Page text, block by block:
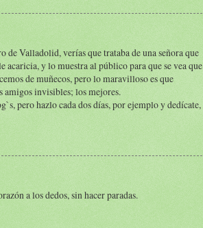
de Valladolid, verías que trataba de una señora que
acaricia, y lo muestra al público para que se vea que
de muñecos, pero lo maravilloso es que
amigos invisibles; los mejores.
pero hazlo cada dos días, por ejemplo y dedícate,
a los dedos, sin hacer paradas.